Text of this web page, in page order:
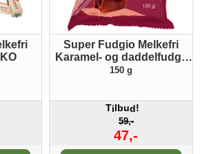
Super Fudgio Melkefri
Karamel- og daddelfudge
m/agave ØKO
150 g
Tilbud!
59,-
47,-